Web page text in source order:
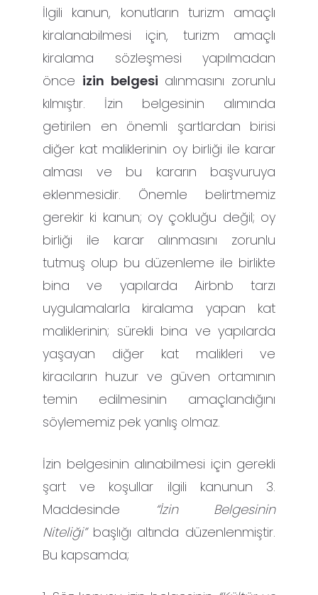
İlgili kanun, konutların turizm amaçlı
kiralanabilmesi için, turizm amaçlı
kiralama sözleşmesi yapılmadan
önce izin belgesi alınmasını zorunlu
kılmıştır. İzin belgesinin alımında
getirilen en önemli şartlardan birisi
diğer kat maliklerinin oy birliği ile karar
alması ve bu kararın başvuruya
eklenmesidir. Önemle belirtmemiz
gerekir ki kanun; oy çokluğu değil; oy
birliği ile karar alınmasını zorunlu
tutmuş olup bu düzenleme ile birlikte
bina ve yapılarda Airbnb tarzı
uygulamalarla kiralama yapan kat
maliklerinin; sürekli bina ve yapılarda
yaşayan diğer kat malikleri ve
kiracıların huzur ve güven ortamının
temin edilmesinin amaçlandığını
söylememiz pek yanlış olmaz.
İzin belgesinin alınabilmesi için gerekli
şart ve koşullar ilgili kanunun 3.
Maddesinde
“İzin Belgesinin
Niteliği”başlığı altında düzenlenmiştir.
Bu kapsamda;